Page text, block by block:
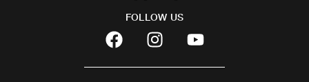
FOLLOW US
F
a
c
I
n
s
Y
o
u